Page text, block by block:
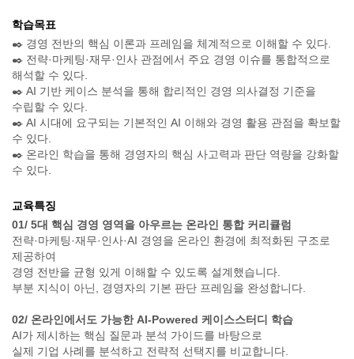
학습목표
✒️ 경영 전반의 핵심 이론과 프레임을 체계적으로 이해할 수 있다.
✒️ 전략·마케팅·재무·인사 관점에서 주요 경영 이슈를 통합적으로
해석할 수 있다.
✒️ AI 기반 케이스 분석을 통해 합리적인 경영 의사결정 기준을
수립할 수 있다.
✒️ AI 시대에 요구되는 기본적인 AI 이해와 경영 활용 관점을 확보할
수 있다.
✒️ 온라인 학습을 통해 경영자의 핵심 사고력과 판단 역량을 강화할
수 있다.
교육특징
01/ 5대 핵심 경영 영역을 아우르는 온라인 통합 커리큘럼
전략·마케팅·재무·인사·AI 경영을 온라인 환경에 최적화된 구조로
제공하여
경영 전반을 균형 있게 이해할 수 있도록 설계했습니다.
부분 지식이 아닌, 경영자의 기본 판단 프레임을 완성합니다.
02/ 온라인에서도 가능한 AI-Powered 케이스스터디 학습
AI가 제시하는 핵심 질문과 분석 가이드를 바탕으로
실제 기업 사례를 분석하고 전략적 선택지를 비교합니다.